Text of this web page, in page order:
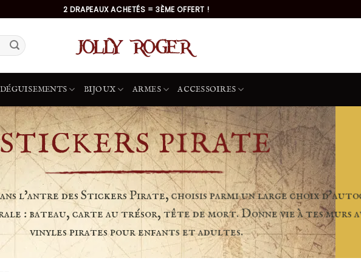
2 DRAPEAUX ACHETÉS = 3ÈME OFFERT !
DÉGUISEMENTS BIJOUX ARMES ACCESSOIRES
STICKERS PIRATE
l'antre des Stickers Pirate, choisis parmi un large choix
: bateau, carte au trésor, tête de mort. Donne vie à tes murs
vinyles pirates pour enfants et adultes.